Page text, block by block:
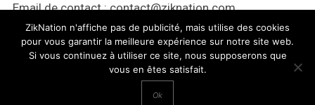
Email de contact :contact@ziknation.com
ZikNation n'affiche pas de publicité, mais utilise des cookies
pour vous garantir la meilleure expérience sur notre site web.
Si vous continuez à utiliser ce site, nous supposerons que
vous en êtes satisfait.
Ok